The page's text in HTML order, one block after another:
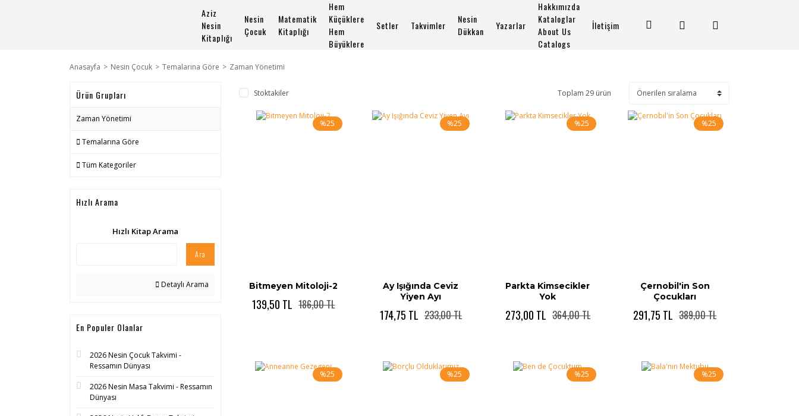
Aziz
Nesin
Kitaplığı
Nesin
Çocuk
Matematik
Kitaplığı
Hem
Küçüklere
Hem
Büyüklere
Setler Takvimler
Nesin
Dükkan
Yazarlar
Hakkımızda
Kataloglar
About Us
Catalogs
İletişim
Anasayfa Nesin Çocuk Temalarına Göre Zaman Yönetimi
Ürün Grupları
Zaman Yönetimi
Temalarına Göre
Tüm Kategoriler
Hızlı Arama
Hızlı Kitap Arama
Ara
Detaylı Arama
En Populer Olanlar
2026 Nesin Çocuk Takvimi -
Ressamın Dünyası
2026 Nesin Masa Takvimi - Ressamın
Dünyası
Stoktakiler Toplam 29 ürün
%25
Bitmeyen Mitoloji-2
139,50 TL 186,00 TL
%25
Ay Işığında Ceviz
Yiyen Ayı
174,75 TL 233,00 TL
%25
Parkta Kimsecikler
Yok
273,00 TL 364,00 TL
%25
Çernobil'in Son
Çocukları
291,75 TL 389,00 TL
%25 %25 %25 %25